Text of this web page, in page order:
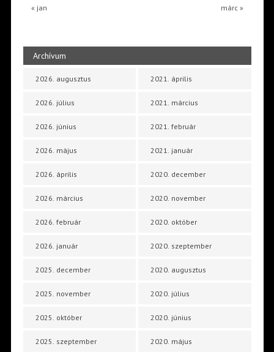
« jan márc »
Archívum
2026. augusztus
2026. július
2026. június
2026. május
2026. április
2026. március
2026. február
2026. január
2025. december
2025. november
2025. október
2025. szeptember
2021. április
2021. március
2021. február
2021. január
2020. december
2020. november
2020. október
2020. szeptember
2020. augusztus
2020. július
2020. június
2020. május